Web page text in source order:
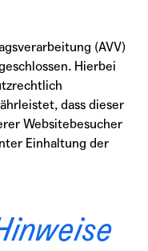
(AVV)
Hierbei
dass dieser
Websitebesucher
Einhaltung der